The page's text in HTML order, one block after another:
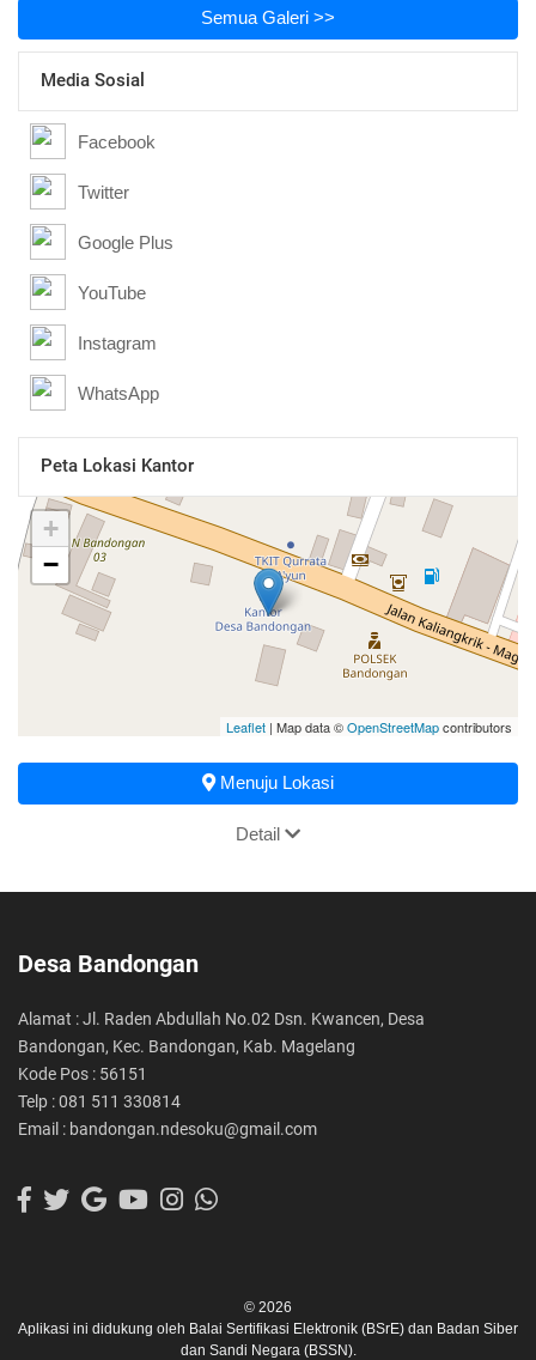
Semua Galeri >>
Media Sosial
Facebook
Twitter
Google Plus
YouTube
Instagram
WhatsApp
Peta Lokasi Kantor
+
−
Leaflet | Map data ©OpenStreetMapcontributors
Menuju Lokasi
Detail
Desa Bandongan
Alamat : Jl. Raden Abdullah No.02 Dsn. Kwancen, Desa
Bandongan, Kec. Bandongan, Kab. Magelang
Kode Pos : 56151
Telp : 081 511 330814
Email : bandongan.ndesoku@gmail.com
© 2026
Aplikasi ini didukung oleh Balai Sertifikasi Elektronik (BSrE) dan Badan Siber
dan Sandi Negara (BSSN).